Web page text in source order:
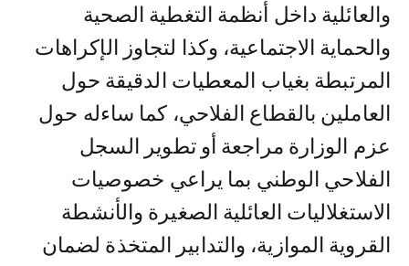
والعائلية داخل أنظمة التغطية الصحية
والحماية الاجتماعية، وكذا لتجاوز الإكراهات
المرتبطة بغياب المعطيات الدقيقة حول
العاملين بالقطاع الفلاحي، كما ساءله حول
عزم الوزارة مراجعة أو تطوير السجل
الفلاحي الوطني بما يراعي خصوصيات
الاستغلاليات العائلية الصغيرة والأنشطة
القروية الموازية، والتدابير المتخذة لضمان